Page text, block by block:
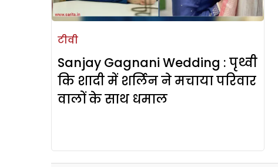
टीवी
Sanjay Gagnani Wedding : पृथ्वी
कि शादी में शर्लिन ने मचाया परिवार
वालों के साथ धमाल